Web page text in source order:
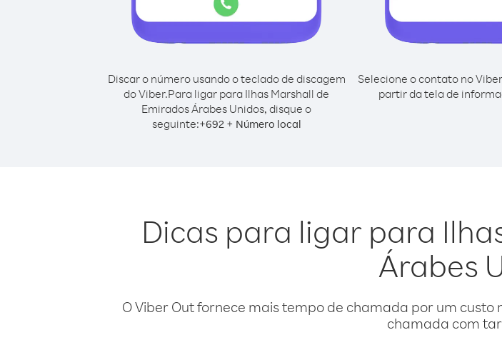
Discar o número usando o teclado de discagem
do Viber.Para ligar para Ilhas Marshall de
Emirados Árabes Unidos, disque o
seguinte:+692+ Número local
Selecione o contato no
partir da tela de
Dicas para ligar para
Árabes
O Viber Out fornece mais tempo de chamada por um custo
chamada com